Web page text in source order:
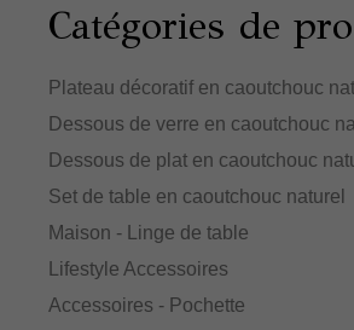
Catégories de
Plateau décoratif en caoutchouc
Dessous de verre en caoutchouc
Dessous de plat en caoutchouc
Set de table en caoutchouc naturel
Maison - Linge de table
Lifestyle Accessoires
Accessoires - Pochette